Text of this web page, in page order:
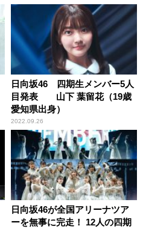
日向坂46 四期生メンバー5人
目発表 山下 葉留花（19歳
愛知県出身）
2022.09.26
日向坂46が全国アリーナツア
ーを無事に完走！ 12人の四期